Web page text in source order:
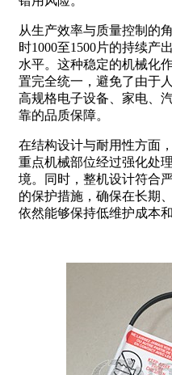
从生产效率与质量控制的
时1000至1500片的持续产
水平。这种稳定的机械化
置完全统一，避免了由于
高规格电子设备、家电、
靠的品质保障。
在结构设计与耐用性方面
重点机械部位经过强化处
境。同时，整机设计符合
的保护措施，确保在长期
依然能够保持低维护成本